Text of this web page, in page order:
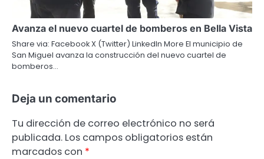
Avanza el nuevo cuartel de bomberos en Bella Vista
Share via: Facebook X (Twitter) LinkedIn More El municipio de
San Miguel avanza la construcción del nuevo cuartel de
bomberos…
Deja un comentario
Tu dirección de correo electrónico no será
publicada. Los campos obligatorios están
marcados con *